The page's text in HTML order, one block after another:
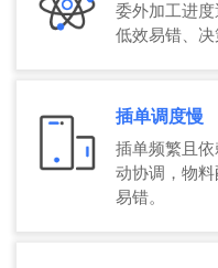
委外加工进
低效易错、决
插单调度慢
插单频繁且
动协调，物
易错。